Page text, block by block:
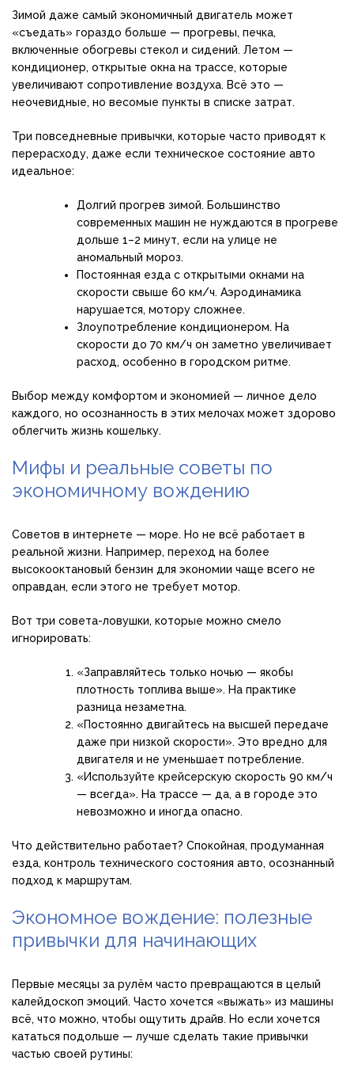
Зимой даже самый экономичный двигатель может
«съедать» гораздо больше — прогревы, печка,
включенные обогревы стекол и сидений. Летом —
кондиционер, открытые окна на трассе, которые
увеличивают сопротивление воздуха. Всё это —
неочевидные, но весомые пункты в списке затрат.
Три повседневные привычки, которые часто приводят к
перерасходу, даже если техническое состояние авто
идеальное:
Долгий прогрев зимой. Большинство
современных машин не нуждаются в прогреве
дольше 1–2 минут, если на улице не
аномальный мороз.
Постоянная езда с открытыми окнами на
скорости свыше 60 км/ч. Аэродинамика
нарушается, мотору сложнее.
Злоупотребление кондиционером. На
скорости до 70 км/ч он заметно увеличивает
расход, особенно в городском ритме.
Выбор между комфортом и экономией — личное дело
каждого, но осознанность в этих мелочах может здорово
облегчить жизнь кошельку.
Мифы и реальные советы по
экономичному вождению
Советов в интернете — море. Но не всё работает в
реальной жизни. Например, переход на более
высокооктановый бензин для экономии чаще всего не
оправдан, если этого не требует мотор.
Вот три совета-ловушки, которые можно смело
игнорировать:
«Заправляйтесь только ночью — якобы
плотность топлива выше». На практике
разница незаметна.
«Постоянно двигайтесь на высшей передаче
даже при низкой скорости». Это вредно для
двигателя и не уменьшает потребление.
«Используйте крейсерскую скорость 90 км/ч
— всегда». На трассе — да, а в городе это
невозможно и иногда опасно.
Что действительно работает? Спокойная, продуманная
езда, контроль технического состояния авто, осознанный
подход к маршрутам.
Экономное вождение: полезные
привычки для начинающих
Первые месяцы за рулём часто превращаются в целый
калейдоскоп эмоций. Часто хочется «выжать» из машины
всё, что можно, чтобы ощутить драйв. Но если хочется
кататься подольше — лучше сделать такие привычки
частью своей рутины: